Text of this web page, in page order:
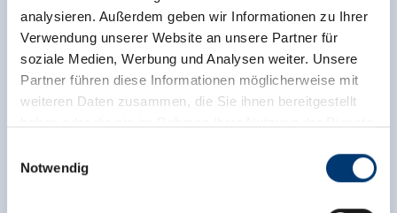
analysieren. Außerdem geben wir Informationen zu Ihrer
Verwendung unserer Website an unsere Partner für
soziale Medien, Werbung und Analysen weiter. Unsere
Partner führen diese Informationen möglicherweise mit
weiteren Daten zusammen, die Sie ihnen bereitgestellt
Notwendig